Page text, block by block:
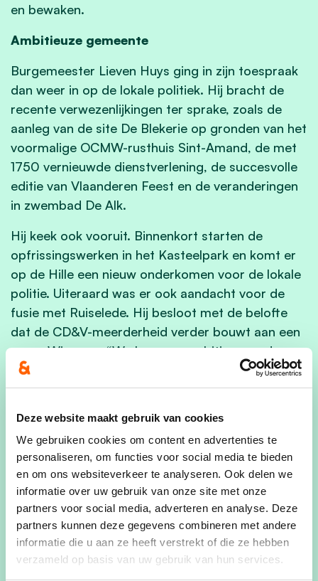
Deze website maakt gebruik van cookies
We gebruiken cookies om content en advertenties te
personaliseren, om functies voor social media te bieden
en om ons websiteverkeer te analyseren. Ook delen we
informatie over uw gebruik van onze site met onze
partners voor social media, adverteren en analyse. Deze
partners kunnen deze gegevens combineren met andere
informatie die u aan ze heeft verstrekt of die ze hebben
verzameld op basis van uw gebruik van hun services.
en bewaken.
Ambitieuze gemeente
Burgemeester Lieven Huys ging in zijn toespraak
dan weer in op de lokale politiek. Hij bracht de
recente verwezenlijkingen ter sprake, zoals de
aanleg van de site De Blekerie op gronden van het
voormalige OCMW-rusthuis Sint-Amand, de met
1750 vernieuwde dienstverlening, de succesvolle
editie van Vlaanderen Feest en de veranderingen
in zwembad De Alk.
Hij keek ook vooruit. Binnenkort starten de
opfrissingswerken in het Kasteelpark en komt er
op de Hille een nieuw onderkomen voor de lokale
politie. Uiteraard was er ook aandacht voor de
fusie met Ruiselede. Hij besloot met de belofte
dat de CD&V-meerderheid verder bouwt aan een
warm Wingene: “We bouwen ambitieus verder
aan een gemeente waar het goed is om te wonen,
te werken en te ontspannen!”
Meer dan 200 aanwezigen
Naast nationaal voorzitter Sammy Mahdi waren
nog bekende CD&V-politici naar Wingene
afgezakt. Onder meer Vlaams parlementslid Bart
Dochy (Ledegem) en federale kamerleden
Nathalie Muylle (Roeselare) en Franky Demon
(Brugge) toostten samen met de meer dan 200
aanwezigen op een goede gezondheid, en een